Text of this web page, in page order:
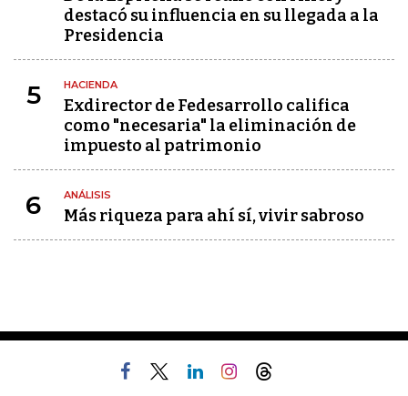
destacó su influencia en su llegada a la
Presidencia
5 HACIENDA
Exdirector de Fedesarrollo califica
como "necesaria" la eliminación de
impuesto al patrimonio
6 ANÁLISIS
Más riqueza para ahí sí, vivir sabroso